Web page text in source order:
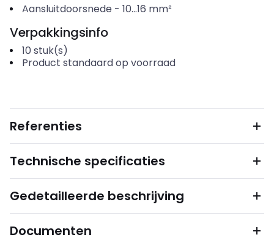
Aansluitdoorsnede - 10...16 mm²
Verpakkingsinfo
10 stuk(s)
Product standaard op voorraad
Referenties
Technische specificaties
Gedetailleerde beschrijving
Documenten